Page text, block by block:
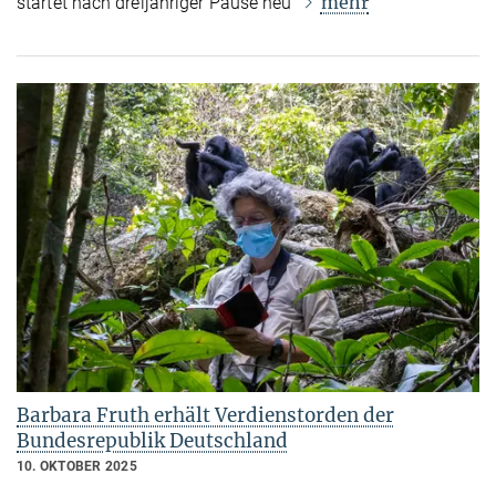
Barbara Fruth erhält Verdienstorden der
Bundesrepublik Deutschland
10. OKTOBER 2025